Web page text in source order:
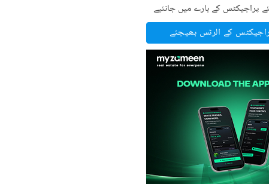
پراجیکٹس کے بارے میں جانئیے
کے الرٹس بھیجئے